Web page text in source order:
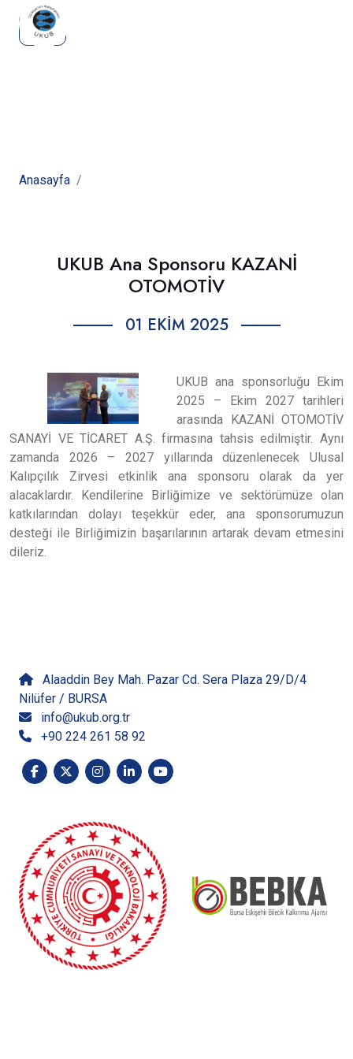
Anasayfa
UKUB Ana Sponsoru KAZANİ
OTOMOTİV
01 EKIM 2025
UKUB ana sponsorluğu Ekim
2025 – Ekim 2027 tarihleri
arasında KAZANİ OTOMOTİV
SANAYİ VE TİCARET A.Ş. firmasına tahsis edilmiştir. Aynı
zamanda 2026 – 2027 yıllarında düzenlenecek Ulusal
Kalıpçılık Zirvesi etkinlik ana sponsoru olarak da yer
alacaklardır. Kendilerine Birliğimize ve sektörümüze olan
katkılarından dolayı teşekkür eder, ana sponsorumuzun
desteği ile Birliğimizin başarılarının artarak devam etmesini
dileriz.
Alaaddin Bey Mah. Pazar Cd. Sera Plaza 29/D/4
Nilüfer / BURSA
info@ukub.org.tr
+90 224 261 58 92